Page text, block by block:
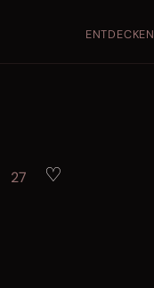
ENTDECKEN
27 ♡